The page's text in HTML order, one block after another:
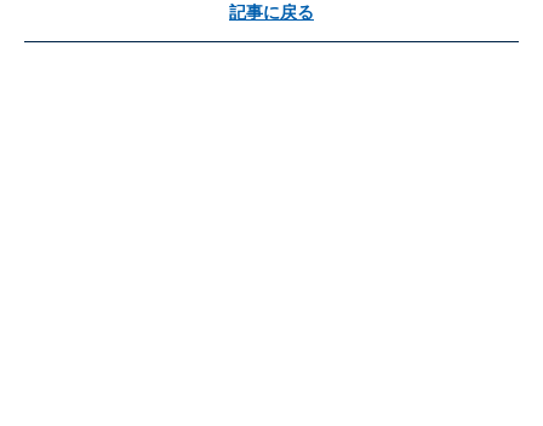
記事に戻る